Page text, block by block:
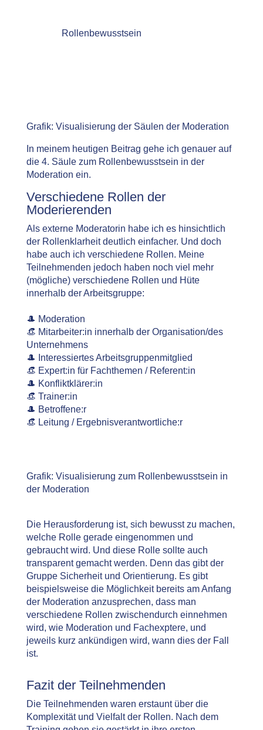
Rollenbewusstsein
Grafik: Visualisierung der Säulen der Moderation
In meinem heutigen Beitrag gehe ich genauer auf
die 4. Säule zum Rollenbewusstsein in der
Moderation ein.
Verschiedene Rollen der
Moderierenden
Als externe Moderatorin habe ich es hinsichtlich
der Rollenklarheit deutlich einfacher. Und doch
habe auch ich verschiedene Rollen. Meine
Teilnehmenden jedoch haben noch viel mehr
(mögliche) verschiedene Rollen und Hüte
innerhalb der Arbeitsgruppe:
🎩 Moderation
👒 Mitarbeiter:in innerhalb der Organisation/des
Unternehmens
🎩 Interessiertes Arbeitsgruppenmitglied
👒 Expert:in für Fachthemen / Referent:in
🎩 Konfliktklärer:in
👒 Trainer:in
🎩 Betroffene:r
👒 Leitung / Ergebnisverantwortliche:r
Grafik: Visualisierung zum Rollenbewusstsein in
der Moderation
Die Herausforderung ist, sich bewusst zu machen,
welche Rolle gerade eingenommen und
gebraucht wird. Und diese Rolle sollte auch
transparent gemacht werden. Denn das gibt der
Gruppe Sicherheit und Orientierung. Es gibt
beispielsweise die Möglichkeit bereits am Anfang
der Moderation anzusprechen, dass man
verschiedene Rollen zwischendurch einnehmen
wird, wie Moderation und Fachexptere, und
jeweils kurz ankündigen wird, wann dies der Fall
ist.
Fazit der Teilnehmenden
Die Teilnehmenden waren erstaunt über die
Komplexität und Vielfalt der Rollen. Nach dem